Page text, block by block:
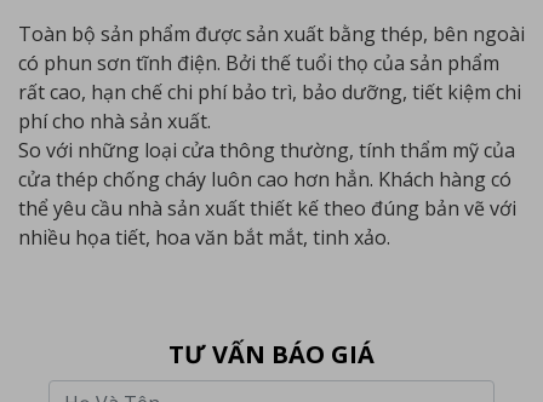
Toàn bộ sản phẩm được sản xuất bằng thép, bên ngoài
có phun sơn tĩnh điện. Bởi thế tuổi thọ của sản phẩm
rất cao, hạn chế chi phí bảo trì, bảo dưỡng, tiết kiệm chi
phí cho nhà sản xuất.
So với những loại cửa thông thường, tính thẩm mỹ của
cửa thép chống cháy luôn cao hơn hẳn. Khách hàng có
thể yêu cầu nhà sản xuất thiết kế theo đúng bản vẽ với
nhiều họa tiết, hoa văn bắt mắt, tinh xảo.
TƯ VẤN BÁO GIÁ